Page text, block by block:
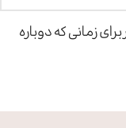
زمانی که دوباره